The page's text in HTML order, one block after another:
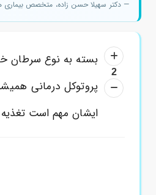
— دکتر سهیلا حسن زاده، متخصص بیماری
2
بسته به نوع سرطان
پروتوکل درمانی
ایشان مهم است تغذیه